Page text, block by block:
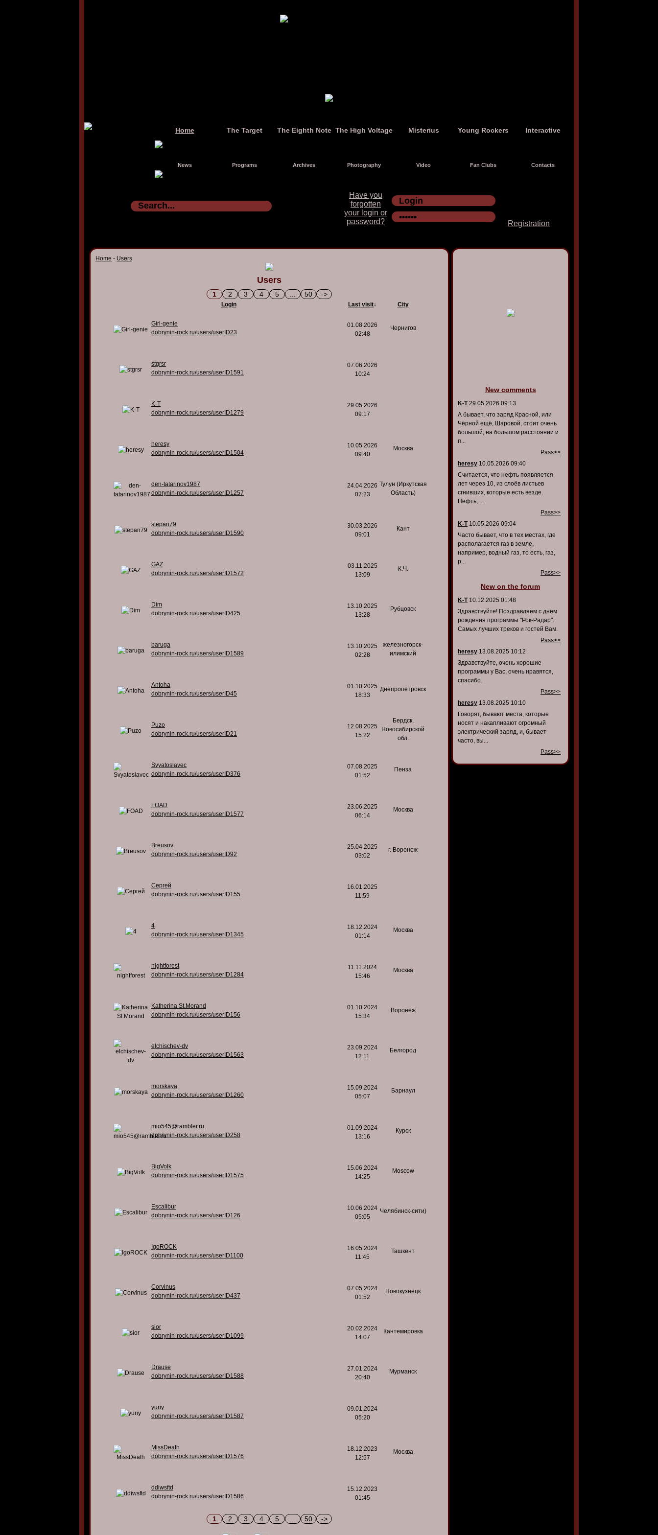
Home The Target The Eighth Note The High Voltage Misterius Young Rockers Interactive
News Programs Archives Photography Video Fan Clubs Contacts
Have you
forgotten
your login or
password?
Registration
Home - Users
Users
1 2 3 4 5 50 ->
Login Last visit↓ City
Girl-genie
dobrynin-rock.ru/users/userID23
01.08.2026
02:48
Чернигов
stgrsr
dobrynin-rock.ru/users/userID1591
07.06.2026
10:24
K-T
dobrynin-rock.ru/users/userID1279
29.05.2026
09:17
heresy
dobrynin-rock.ru/users/userID1504
10.05.2026
09:40
Москва
den-tatarinov1987
dobrynin-rock.ru/users/userID1257
24.04.2026
07:23
Тулун (Иркутская
Область)
stepan79
dobrynin-rock.ru/users/userID1590
30.03.2026
09:01
Кант
GAZ
dobrynin-rock.ru/users/userID1572
03.11.2025
13:09
К.Ч.
Dim
dobrynin-rock.ru/users/userID425
13.10.2025
13:28
Рубцовск
baruga
dobrynin-rock.ru/users/userID1589
13.10.2025
02:28
железногорск-
илимский
Antoha
dobrynin-rock.ru/users/userID45
01.10.2025
18:33
Днепропетровск
Puzo
dobrynin-rock.ru/users/userID21
12.08.2025
15:22
Бердск,
Новосибирской
обл.
Svyatoslavec
dobrynin-rock.ru/users/userID376
07.08.2025
01:52
Пенза
FOAD
dobrynin-rock.ru/users/userID1577
23.06.2025
06:14
Москва
Breusov
dobrynin-rock.ru/users/userID92
25.04.2025
03:02
г. Воронеж
Сергей
dobrynin-rock.ru/users/userID155
16.01.2025
11:59
4
dobrynin-rock.ru/users/userID1345
18.12.2024
01:14
Москва
nightforest
dobrynin-rock.ru/users/userID1284
11.11.2024
15:46
Москва
Katherina St.Morand
dobrynin-rock.ru/users/userID156
01.10.2024
15:34
Воронеж
elchischev-dv
dobrynin-rock.ru/users/userID1563
23.09.2024
12:11
Белгород
morskaya
dobrynin-rock.ru/users/userID1260
15.09.2024
05:07
Барнаул
mio545@rambler.ru
dobrynin-rock.ru/users/userID258
01.09.2024
13:16
Курск
BigVolk
dobrynin-rock.ru/users/userID1575
15.06.2024
14:25
Moscow
Escalibur
dobrynin-rock.ru/users/userID126
10.06.2024
05:05
Челябинск-сити)
IgoROCK
dobrynin-rock.ru/users/userID1100
16.05.2024
11:45
Ташкент
Corvinus
dobrynin-rock.ru/users/userID437
07.05.2024
01:52
Новокузнецк
sior
dobrynin-rock.ru/users/userID1099
20.02.2024
14:07
Кантемировка
Drause
dobrynin-rock.ru/users/userID1588
27.01.2024
20:40
Мурманск
yuriy
dobrynin-rock.ru/users/userID1587
09.01.2024
05:20
MissDeath
dobrynin-rock.ru/users/userID1576
18.12.2023
12:57
Москва
ddiwsftd
dobrynin-rock.ru/users/userID1586
15.12.2023
01:45
1 2 3 4 5 50 ->
New comments
K-T29.05.2026 09:13
А бывает, что заряд Красной, или
Чёрной ещё, Шаровой, стоит очень
большой, на большом расстоянии и
п...
Pass>>
heresy 10.05.2026 09:40
Считается, что нефть появляется
лет через 10, из слоёв листьев
сгнивших, которые есть везде.
Нефть, ...
Pass>>
K-T10.05.2026 09:04
Часто бывает, что в тех местах, где
располагается газ в земле,
например, водный газ, то есть, газ,
р...
Pass>>
New on the forum
K-T10.12.2025 01:48
Здравствуйте! Поздравляем с днём
рождения программы "Рок-Радар".
Самых лучших треков и гостей Вам.
Pass>>
heresy 13.08.2025 10:12
Здравствуйте, очень хорошие
программы у Вас, очень нравятся,
спасибо.
Pass>>
heresy 13.08.2025 10:10
Говорят, бывают места, которые
носят и накапливают огромный
электрический заряд, и, бывает
часто, вы...
Pass>>